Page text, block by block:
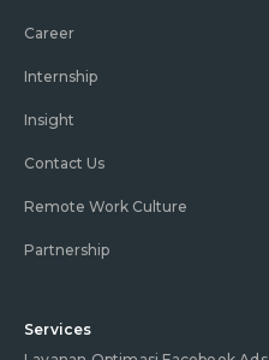
Career
Internship
Insight
Contact Us
Remote Work Culture
Partnership
Services